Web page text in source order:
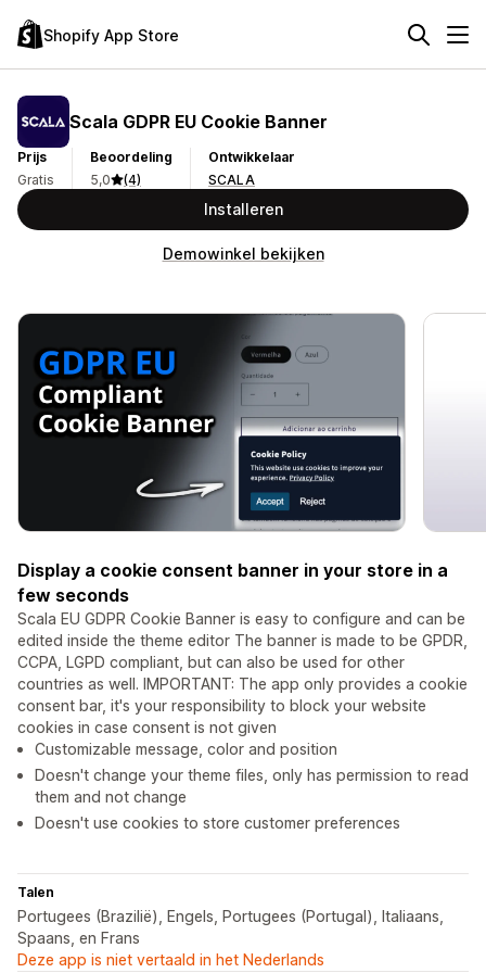
Shopify App Store
Scala GDPR EU Cookie Banner
Prijs
Gratis
Beoordeling
5,0
(4)
Ontwikkelaar
SCALA
Installeren
Demowinkel bekijken
Display a cookie consent banner in your store in a
few seconds
Scala EU GDPR Cookie Banner is easy to configure and can be
edited inside the theme editor The banner is made to be GPDR,
CCPA, LGPD compliant, but can also be used for other
countries as well. IMPORTANT: The app only provides a cookie
consent bar, it's your responsibility to block your website
cookies in case consent is not given
Customizable message, color and position
Doesn't change your theme files, only has permission to read
them and not change
Doesn't use cookies to store customer preferences
Talen
Portugees (Brazilië), Engels, Portugees (Portugal), Italiaans,
Spaans, en Frans
Deze app is niet vertaald in het Nederlands